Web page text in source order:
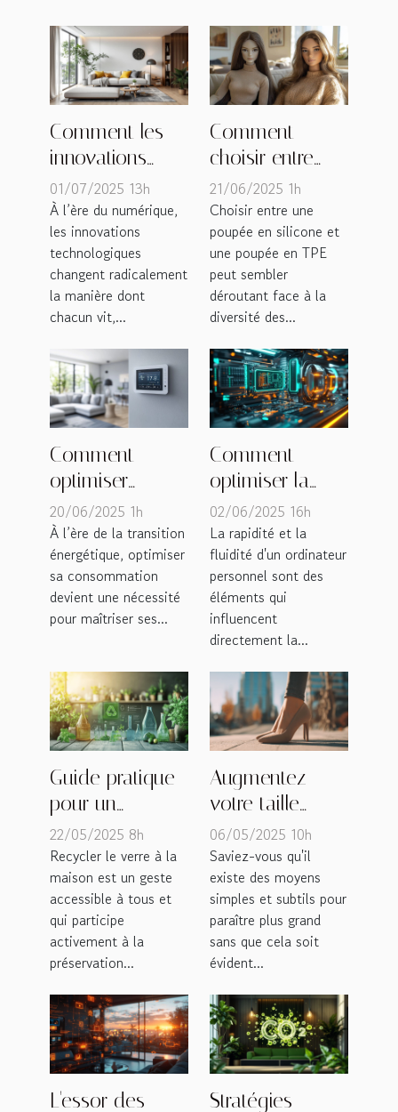
Comment les
innovations
numériques
transforment-
elles nos
quotidiens ?
01/07/2025 13h
À l’ère du numérique,
les innovations
technologiques
changent radicalement
la manière dont
chacun vit,...
Comment
choisir entre
une poupée en
silicone et une
en TPE ?
21/06/2025 1h
Choisir entre une
poupée en silicone et
une poupée en TPE
peut sembler
déroutant face à la
diversité des...
Comment
optimiser
l'efficacité
énergétique
avec un
compteur
intelligent
20/06/2025 1h
À l’ère de la transition
énergétique, optimiser
sa consommation
devient une nécessité
pour maîtriser ses...
Comment
optimiser la
performance de
votre ordinateur
personnel
02/06/2025 16h
La rapidité et la
fluidité d'un ordinateur
personnel sont des
éléments qui
influencent
directement la...
Guide pratique
pour un
recyclage
efficace du
verre à la
maison
22/05/2025 8h
Recycler le verre à la
maison est un geste
accessible à tous et
qui participe
activement à la
préservation...
Augmentez
votre taille
discrètement
avec des
chaussures à
talons cachés
06/05/2025 10h
Saviez-vous qu'il
existe des moyens
simples et subtils pour
paraître plus grand
sans que cela soit
évident...
L'essor des
Stratégies